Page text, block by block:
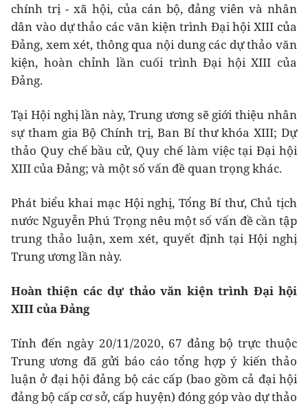
chính trị - xã hội, của cán bộ, đảng viên và nhân
dân vào dự thảo các văn kiện trình Đại hội XIII của
Đảng, xem xét, thông qua nội dung các dự thảo văn
kiện, hoàn chỉnh lần cuối trình Đại hội XIII của
Đảng.
Tại Hội nghị lần này, Trung ương sẽ giới thiệu nhân
sự tham gia Bộ Chính trị, Ban Bí thư khóa XIII; Dự
thảo Quy chế bầu cử, Quy chế làm việc tại Đại hội
XIII của Đảng; và một số vấn đề quan trọng khác.
Phát biểu khai mạc Hội nghị, Tổng Bí thư, Chủ tịch
nước Nguyễn Phú Trọng nêu một số vấn đề cần tập
trung thảo luận, xem xét, quyết định tại Hội nghị
Trung ương lần này.
Hoàn thiện các dự thảovăn kiện trình Đại hội
XIIIcủa Đảng
Tính đến ngày 20/11/2020, 67 đảng bộ trực thuộc
Trung ương đã gửi báo cáo tổng hợp ý kiến thảo
luận ở đại hội đảng bộ các cấp (bao gồm cả đại hội
đảng bộ cấp cơ sở, cấp huyện) đóng góp vào dự thảo